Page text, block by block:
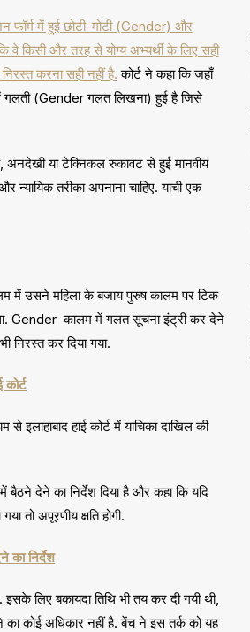
फॉर्म में हुई छोटी-मोटी (Gender) और
किसी और तरह से योग्य अभ्यर्थी के लिए सही
करना सही नहीं है. कोर्ट ने कहा कि जहाँ
गलती (Gender गलत लिखना) हुई है जिसे
अनदेखी या टेक्निकल रुकावट से हुई मानवीय
तरीका अपनाना चाहिए. याची एक
में उसने महिला के बजाय पुरुष कालम पर टिक
Gender कालम में गलत सूचना इंट्री कर देने
निरस्त कर दिया गया.
इलाहाबाद हाई कोर्ट में याचिका दाखिल की
में बैठने देने का निर्देश दिया है और कहा कि यदि
तो अपूरणीय क्षति होगी.
का निर्देश
लिए बकायदा तिथि भी तय कर दी गयी थी,
का कोई अधिकार नहीं है. बेंच ने इस तर्क को यह